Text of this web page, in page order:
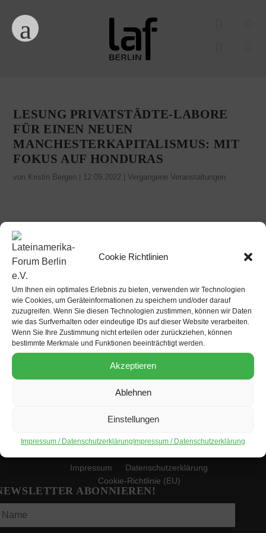
Cookie Richtlinien
Um Ihnen ein optimales Erlebnis zu bieten, verwenden wir Technologien
wie Cookies, um Geräteinformationen zu speichern und/oder darauf
zuzugreifen. Wenn Sie diesen Technologien zustimmen, können wir Daten
wie das Surfverhalten oder eindeutige IDs auf dieser Website verarbeiten.
Wenn Sie Ihre Zustimmung nicht erteilen oder zurückziehen, können
bestimmte Merkmale und Funktionen beeinträchtigt werden.
Akzeptieren
Ablehnen
Einstellungen
Impressum / DatenschutzerklärungImpressum / Datenschutzerklärung
LESUNG PRIVATSTÄDTE-LABORE
FÜR EINEN NEUEN
MANCHESTERKAPITALISMUS: MIT
FOKUS AUF HONDURAS
von Kristin Bergen 12.09.2022 |Vergangene Veranstaltungen
KONTAKT
Lateinamerika-Forum Berlin e.V. c/o SEKIS
Bismarckstraße 101, D-10625 Berlin
kontakt@lateinamerikaforum-berlin.de
https://lateinamerikaforum-berlin.de
Mitmachen!
Impressum
Datenschutzerklärung
Cookie-Richtlinie (EU)
ABONNIEREN!